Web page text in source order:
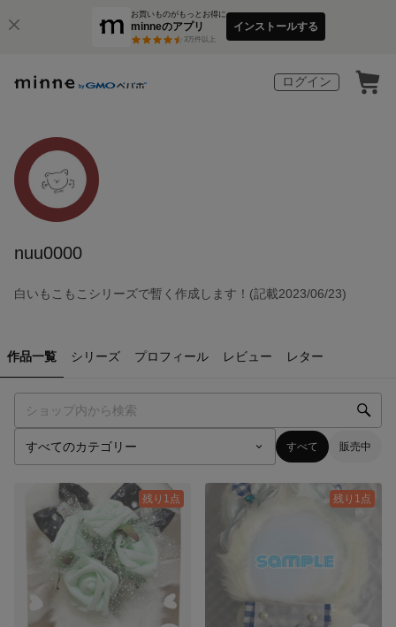
お買いものがもっとお得に
minneのアプリ
3万件以上
インストールする
ログイン
nuu0000
白いもこもこシリーズで暫く作成します！(記載2023/06/23)
作品一覧 シリーズ プロフィール レビュー レター
すべて 販売中
残り1点 残り1点